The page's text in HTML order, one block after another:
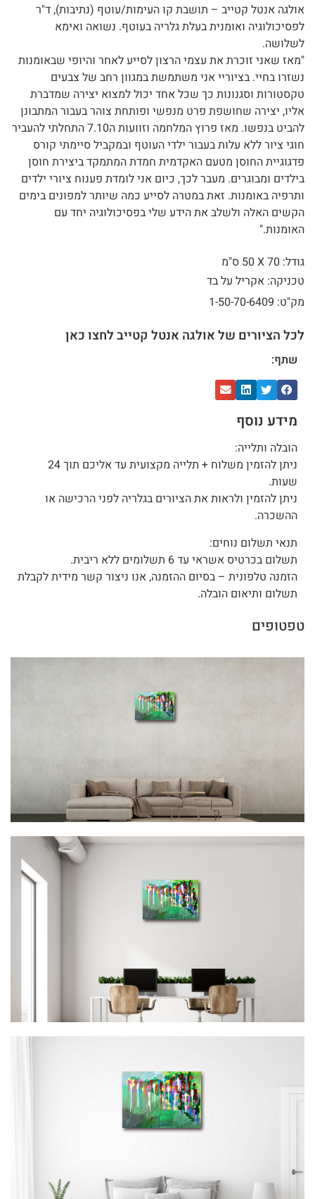
אולגה אנטל קטייב – תושבת קו העימות/עוטף (נתיבות), ד"ר
לפסיכולוגיה ואומנית בעלת גלריה בעוטף. נשואה ואימא
לשלושה.
"מאז שאני זוכרת את עצמי הרצון לסייע לאחר והיופי שבאומנות
נשזרו בחיי. בציוריי אני משתמשת במגוון רחב של צבעים
טקסטורות וסגנונות כך שכל אחד יכול למצוא יצירה שמדברת
אליו, יצירה שחושפת פרט מנפשי ופותחת צוהר בעבור המתבונן
להביט בנפשו. מאז פרוץ המלחמה וזוועות ה7.10 התחלתי להעביר
חוגי ציור ללא עלות בעבור ילדי העוטף ובמקביל סיימתי קורס
פדגוגיית החוסן מטעם האקדמית חמדת המתמקד ביצירת חוסן
בילדים ומבוגרים. מעבר לכך, כיום אני לומדת פענוח ציורי ילדים
ותרפיה באומנות. זאת במטרה לסייע כמה שיותר למפונים בימים
הקשים האלה ולשלב את הידע שלי בפסיכולוגיה יחד עם
האומנות."
גודל: 70 X
50 ס"מ
טכניקה: אקריל על בד
מק"ט: 1-50-70-6409
לכל הציורים של אולגה אנטל קטייב לחצו כאן
שתף:
מידע נוסף
הובלה ותלייה:
ניתן להזמין משלוח + תלייה מקצועית עד אליכם תוך 24
שעות.
ניתן להזמין ולראות את הציורים בגלריה לפני הרכישה או
ההשכרה.
תנאי תשלום נוחים:
תשלום בכרטיס אשראי עד 6 תשלומים ללא ריבית.
הזמנה טלפונית – בסיום ההזמנה, אנו ניצור קשר מידית לקבלת
תשלום ותיאום הובלה.
טפטופים